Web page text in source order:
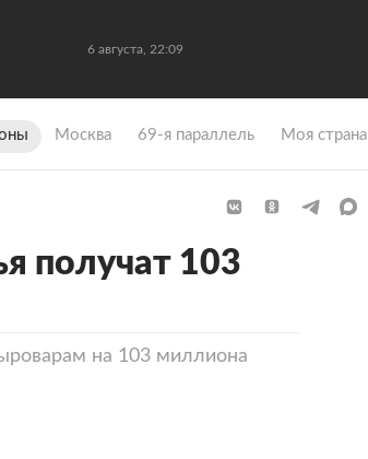
6 августа, 22:09
Москва 69-я параллель Моя страна
получат 103
на 103 миллиона